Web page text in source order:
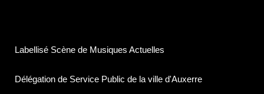
Labellisé Scène de Musiques Actuelles
Délégation de Service Public de la ville d'Auxerre